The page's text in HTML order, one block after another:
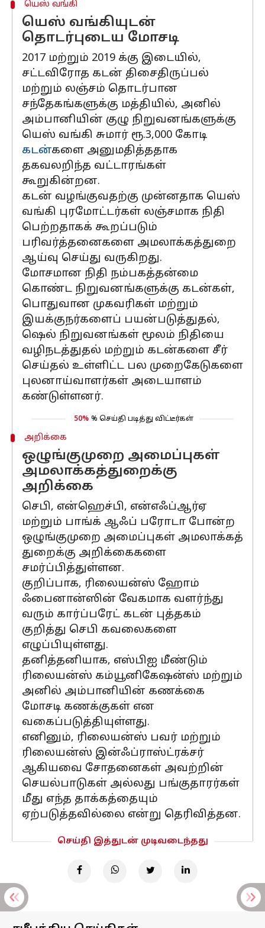
யெஸ் வங்கி
யெஸ் வங்கியுடன்
தொடர்புடைய மோசடி
2017 மற்றும் 2019 க்கு இடையில்,
சட்டவிரோத கடன் திசைதிருப்பல்
மற்றும் லஞ்சம் தொடர்பான
சந்தேகங்களுக்கு மத்தியில், அனில்
அம்பானியின் குழு நிறுவனங்களுக்கு
யெஸ் வங்கி சுமார் ரூ.3,000 கோடி
கடன்களை அனுமதித்ததாக
தகவலறிந்த வட்டாரங்கள்
கூறுகின்றன.
கடன் வழங்குவதற்கு முன்னதாக யெஸ்
வங்கி புரமோட்டர்கள் லஞ்சமாக நிதி
பெற்றதாகக் கூறப்படும்
பரிவர்த்தனைகளை அமலாக்கத்துறை
ஆய்வு செய்து வருகிறது.
மோசமான நிதி நம்பகத்தன்மை
கொண்ட நிறுவனங்களுக்கு கடன்கள்,
பொதுவான முகவரிகள் மற்றும்
இயக்குநர்களைப் பயன்படுத்துதல்,
ஷெல் நிறுவனங்கள் மூலம் நிதியை
வழிநடத்துதல் மற்றும் கடன்களை சீர்
செய்தல் உள்ளிட்ட பல முறைகேடுகளை
புலனாய்வாளர்கள் அடையாளம்
கண்டுள்ளனர்.
50% % செய்தி படித்து விட்டீர்கள்
அறிக்கை
ஒழுங்குமுறை அமைப்புகள்
அமலாக்கத்துறைக்கு
அறிக்கை
செபி, என்ஹெச்பி, என்எஃப்ஆர்ஏ
மற்றும் பாங்க் ஆஃப் பரோடா போன்ற
ஒழுங்குமுறை அமைப்புகள் அமலாக்கத்
துறைக்கு அறிக்கைகளை
சமர்ப்பித்துள்ளன.
குறிப்பாக, ரிலையன்ஸ் ஹோம்
ஃபைனான்ஸின் வேகமாக வளர்ந்து
வரும் கார்ப்பரேட் கடன் புத்தகம்
குறித்து செபி கவலைகளை
எழுப்பியுள்ளது.
தனித்தனியாக, எஸ்பிஐ மீண்டும்
ரிலையன்ஸ் கம்யூனிகேஷன்ஸ் மற்றும்
அனில் அம்பானியின் கணக்கை
மோசடி கணக்குகள் என
வகைப்படுத்தியுள்ளது.
எனினும், ரிலையன்ஸ் பவர் மற்றும்
ரிலையன்ஸ் இன்ஃப்ராஸ்ட்ரக்சர்
ஆகியவை சோதனைகள் அவற்றின்
செயல்பாடுகள் அல்லது பங்குதாரர்கள்
மீது எந்த தாக்கத்தையும்
ஏற்படுத்தவில்லை என்று தெரிவித்தன.
செய்தி இத்துடன் முடிவடைந்தது